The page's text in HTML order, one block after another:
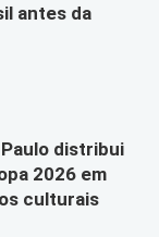
antes da
distribui
2026 em
culturais